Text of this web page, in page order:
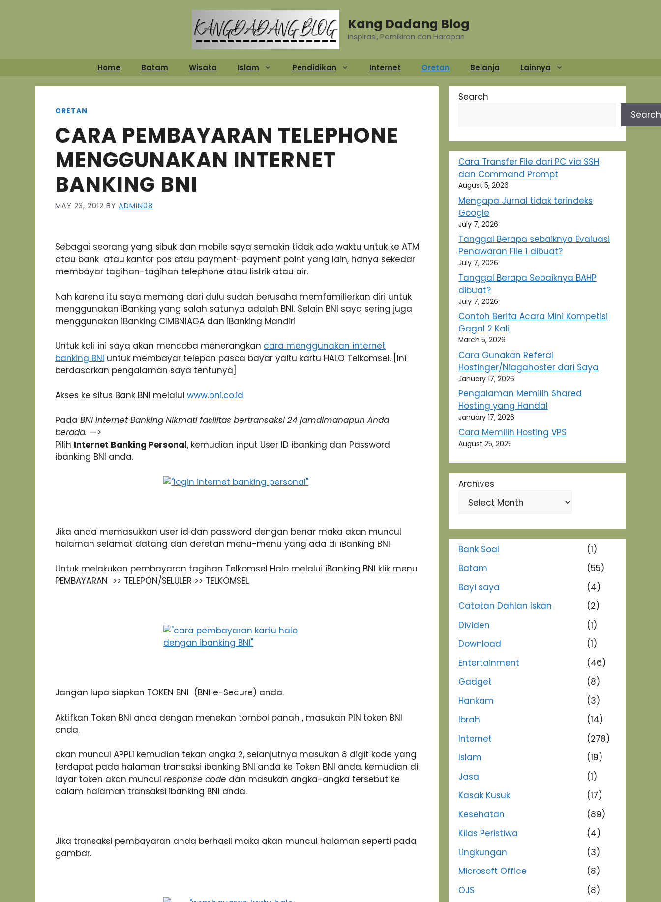
Kang Dadang Blog
Inspirasi, Pemikiran dan Harapan
Home Batam Wisata Islam Pendidikan Internet Oretan Belanja Lainnya
ORETAN
CARA PEMBAYARAN TELEPHONE
MENGGUNAKAN INTERNET
BANKING BNI
MAY 23, 2012 BY ADMIN08
Sebagai seorang yang sibuk dan mobile saya semakin tidak ada waktu untuk ke ATM
atau bank atau kantor pos atau payment-payment point yang lain, hanya sekedar
membayar tagihan-tagihan telephone atau listrik atau air.
Nah karena itu saya memang dari dulu sudah berusaha memfamilierkan diri untuk
menggunakan iBanking yang salah satunya adalah BNI. Selain BNI saya sering juga
menggunakan iBanking CIMBNIAGA dan iBanking Mandiri
Untuk kali ini saya akan mencoba menerangkan cara menggunakan internet
banking BNI untuk membayar telepon pasca bayar yaitu kartu HALO Telkomsel. [Ini
berdasarkan pengalaman saya tentunya]
Akses ke situs Bank BNI melalui www.bni.co.id
Pada BNI Internet Banking Nikmati fasilitas bertransaksi 24 jamdimanapun Anda
berada. —>
Pilih Internet Banking Personal, kemudian input User ID ibanking dan Password
ibanking BNI anda.
Jika anda memasukkan user id dan password dengan benar maka akan muncul
halaman selamat datang dan deretan menu-menu yang ada di iBanking BNI.
Untuk melakukan pembayaran tagihan Telkomsel Halo melalui iBanking BNI klik menu
PEMBAYARAN >> TELEPON/SELULER >> TELKOMSEL
Jangan lupa siapkan TOKEN BNI (BNI e-Secure) anda.
Aktifkan Token BNI anda dengan menekan tombol panah , masukan PIN token BNI
anda.
akan muncul APPLI kemudian tekan angka 2, selanjutnya masukan 8 digit kode yang
terdapat pada halaman transaksi ibanking BNI anda ke Token BNI anda. kemudian di
layar token akan muncul response code dan masukan angka-angka tersebut ke
dalam halaman transaksi ibanking BNI anda.
Jika transaksi pembayaran anda berhasil maka akan muncul halaman seperti pada
gambar.
Search
Search
Cara Transfer File dari PC via SSH
dan Command Prompt
August 5, 2026
Mengapa Jurnal tidak terindeks
Google
July 7, 2026
Tanggal Berapa sebaiknya Evaluasi
Penawaran File 1 dibuat?
July 7, 2026
Tanggal Berapa Sebaiknya BAHP
dibuat?
July 7, 2026
Contoh Berita Acara Mini Kompetisi
Gagal 2 Kali
March 5, 2026
Cara Gunakan Referal
Hostinger/Niagahoster dari Saya
January 17, 2026
Pengalaman Memilih Shared
Hosting yang Handal
January 17, 2026
Cara Memilih Hosting VPS
August 25, 2025
Archives
Bank Soal
(1)
Batam
(55)
Bayi saya
(4)
Catatan Dahlan Iskan
(2)
Dividen
(1)
Download
(1)
Entertainment
(46)
Gadget
(8)
Hankam
(3)
Ibrah
(14)
Internet
(278)
Islam
(19)
Jasa
(1)
Kasak Kusuk
(17)
Kesehatan
(89)
Kilas Peristiwa
(4)
Lingkungan
(3)
Microsoft Office
(8)
OJS
(8)